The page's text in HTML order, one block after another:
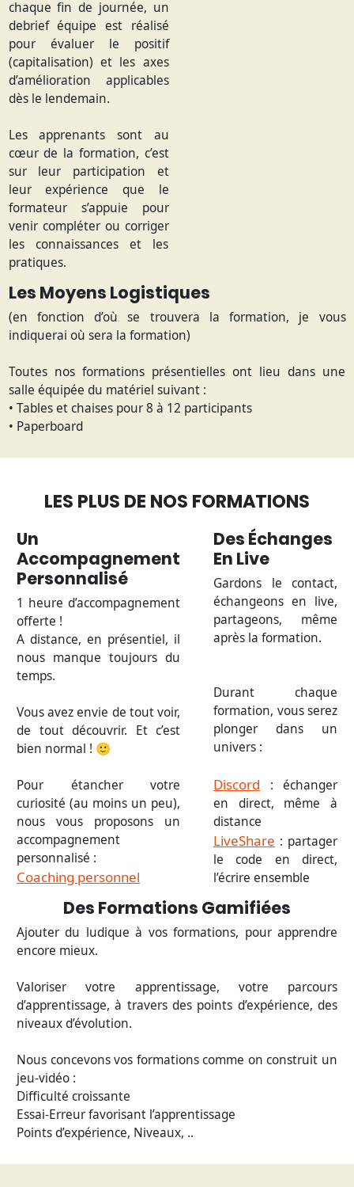
chaque fin de journée, un
debrief équipe est réalisé
pour évaluer le positif
(capitalisation) et les axes
d’amélioration applicables
dès le lendemain.
Les apprenants sont au
cœur de la formation, c’est
sur leur participation et
leur expérience que le
formateur s’appuie pour
venir compléter ou corriger
les connaissances et les
pratiques.
Les Moyens Logistiques
(en fonction d’où se trouvera la formation, je vous
indiquerai où sera la formation)
Toutes nos formations présentielles ont lieu dans une
salle équipée du matériel suivant :
• Tables et chaises pour 8 à 12 participants
• Paperboard
LES PLUS DE NOS FORMATIONS
Un
Accompagnement
Personnalisé
1 heure d’accompagnement
offerte !
A distance, en présentiel, il
nous manque toujours du
temps.
Vous avez envie de tout voir,
de tout découvrir. Et c’est
bien normal ! 🙂
Pour étancher votre
curiosité (au moins un peu),
nous vous proposons un
accompagnement
personnalisé :
Coaching personnel
Des Échanges
En Live
Gardons le contact,
échangeons en live,
partageons, même
après la formation.
Durant chaque
formation, vous serez
plonger dans un
univers :
Discord : échanger
en direct, même à
distance
LiveShare : partager
le code en direct,
l’écrire ensemble
Des Formations Gamifiées
Ajouter du ludique à vos formations, pour apprendre
encore mieux.
Valoriser votre apprentissage, votre parcours
d’apprentissage, à travers des points d’expérience, des
niveaux d’évolution.
Nous concevons vos formations comme on construit un
jeu-vidéo :
Difficulté croissante
Essai-Erreur favorisant l’apprentissage
Points d’expérience, Niveaux, ..